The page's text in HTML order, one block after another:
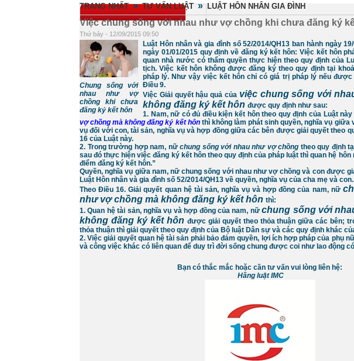
TRANG NHẤT » TƯ VẤN LUẬT » LUẬT HÔN NHÂN GIA ĐÌNH
Việc chung sống với nhau như vợ chồng khi chưa đăng ký
Thứ bảy - 12/09/2015 09:50
Chung sống với
nhau như vợ
chồng khi chưa
đăng ký kết hôn
Luật Hôn nhân và gia đình số 52/2014/QH13 ban hành ngày
ngày 01/01/2015 quy định về đăng ký kết hôn: Việc kết hôn
quan nhà nước có thẩm quyền thực hiện theo quy định của
tịch. Việc kết hôn không được đăng ký theo quy định tại
pháp lý. Như vậy việc kết hôn chỉ có giá trị pháp lý nếu
Điều 9.
Việc Giải quyết hậu quả của việc chung sống với
không đăng ký kết hôn được quy định như sau:
1. Nam, nữ có đủ điều kiện kết hôn theo quy định của Luật này
vợ chồng mà không đăng ký kết hônthì không làm phát sinh quyền, nghĩa vụ giữa
vụ đối với con, tài sản, nghĩa vụ và hợp đồng giữa các bên được giải quyết theo
16 của Luật này.
2. Trong trường hợp nam, nữchung sống với nhau như vợ chồng theo quy định
sau đó thực hiện việc đăng ký kết hôn theo quy định của pháp luật thì quan hệ
điểm đăng ký kết hôn.”
Quyền, nghĩa vụ giữa nam, nữ chung sống với nhau như vợ chồng và con được
Luật Hôn nhân và gia đình số 52/2014/QH13 về quyền, nghĩa vụ của cha mẹ và con.
Theo Điều 16. Giải quyết quan hệ tài sản, nghĩa vụ và hợp đồng của nam, nữ
như vợ chồng mà không đăng ký kết hôn thì:
1. Quan hệ tài sản, nghĩa vụ và hợp đồng của nam, nữchung sống với
không đăng ký kết hôn được giải quyết theo thỏa thuận giữa các bên;
thỏa thuận thì giải quyết theo quy định của Bộ luật Dân sự và các quy định khác
2. Việc giải quyết quan hệ tài sản phải bảo đảm quyền, lợi ích hợp pháp của phụ
và công việc khác có liên quan để duy trì đời sống chung được coi như lao động
Bạn có thắc mắc hoặc cần tư vấn vui lòng liên hệ:
Hãng luật IMC